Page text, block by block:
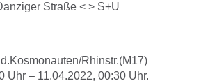
Straße < > S+U
Rhinstr.(M17)
Uhr – 11.04.2022, 00:30 Uhr.